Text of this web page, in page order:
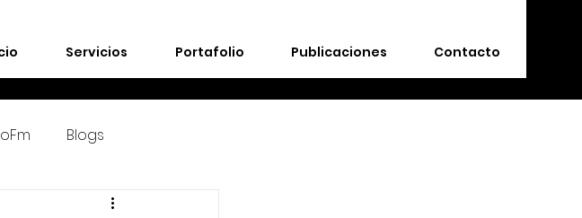
Servicios Portafolio Publicaciones Contacto
Blogs